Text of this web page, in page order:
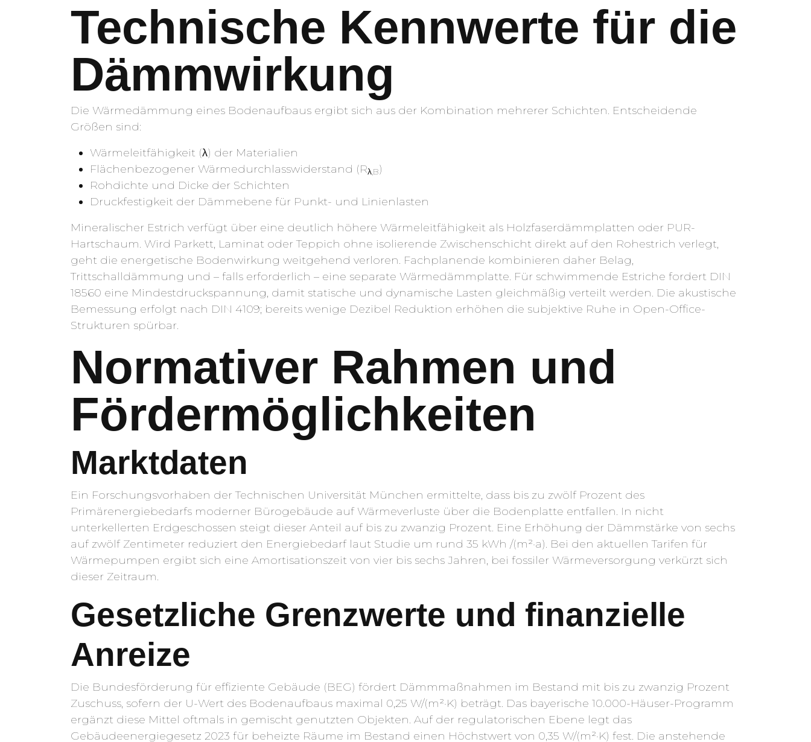
Technische Kennwerte für die
Dämmwirkung
Die Wärmedämmung eines Bodenaufbaus ergibt sich aus der Kombination mehrerer Schichten. Entscheidende
Größen sind:
Wärmeleitfähigkeit (λ) der Materialien
Flächenbezogener Wärmedurchlasswiderstand (Rλ,B)
Rohdichte und Dicke der Schichten
Druckfestigkeit der Dämmebene für Punkt- und Linienlasten
Mineralischer Estrich verfügt über eine deutlich höhere Wärmeleitfähigkeit als Holzfaserdämmplatten oder PUR-
Hartschaum. Wird Parkett, Laminat oder Teppich ohne isolierende Zwischenschicht direkt auf den Rohestrich verlegt,
geht die energetische Bodenwirkung weitgehend verloren. Fachplanende kombinieren daher Belag,
Trittschalldämmung und – falls erforderlich – eine separate Wärmedämmplatte. Für schwimmende Estriche fordert DIN
18560 eine Mindestdruckspannung, damit statische und dynamische Lasten gleichmäßig verteilt werden. Die akustische
Bemessung erfolgt nach DIN 4109; bereits wenige Dezibel Reduktion erhöhen die subjektive Ruhe in Open-Office-
Strukturen spürbar.
Normativer Rahmen und
Fördermöglichkeiten
Marktdaten
Ein Forschungsvorhaben der Technischen Universität München ermittelte, dass bis zu zwölf Prozent des
Primärenergiebedarfs moderner Bürogebäude auf Wärmeverluste über die Bodenplatte entfallen. In nicht
unterkellerten Erdgeschossen steigt dieser Anteil auf bis zu zwanzig Prozent. Eine Erhöhung der Dämmstärke von sechs
auf zwölf Zentimeter reduziert den Energiebedarf laut Studie um rund 35 kWh /(m²·a). Bei den aktuellen Tarifen für
Wärmepumpen ergibt sich eine Amortisationszeit von vier bis sechs Jahren, bei fossiler Wärmeversorgung verkürzt sich
dieser Zeitraum.
Gesetzliche Grenzwerte und finanzielle
Anreize
Die Bundesförderung für effiziente Gebäude (BEG) fördert Dämmmaßnahmen im Bestand mit bis zu zwanzig Prozent
Zuschuss, sofern der U-Wert des Bodenaufbaus maximal 0,25 W/(m²·K) beträgt. Das bayerische 10.000-Häuser-Programm
ergänzt diese Mittel oftmals in gemischt genutzten Objekten. Auf der regulatorischen Ebene legt das
Gebäudeenergiegesetz 2023 für beheizte Räume im Bestand einen Höchstwert von 0,35 W/(m²·K) fest. Die anstehende